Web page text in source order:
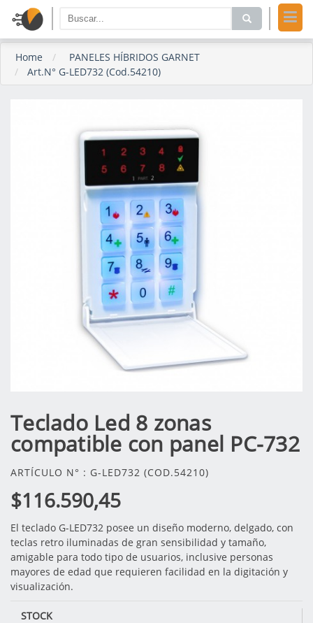
Home
PANELES HÍBRIDOS GARNET
Art.N° G-LED732 (Cod.54210)
Teclado Led 8 zonas
compatible con panel PC-732
ARTÍCULO N° : G-LED732 (COD.54210)
$116.590,45
El teclado G-LED732 posee un diseño moderno, delgado, con
teclas retro iluminadas de gran sensibilidad y tamaño,
amigable para todo tipo de usuarios, inclusive personas
mayores de edad que requieren facilidad en la digitación y
visualización.
STOCK